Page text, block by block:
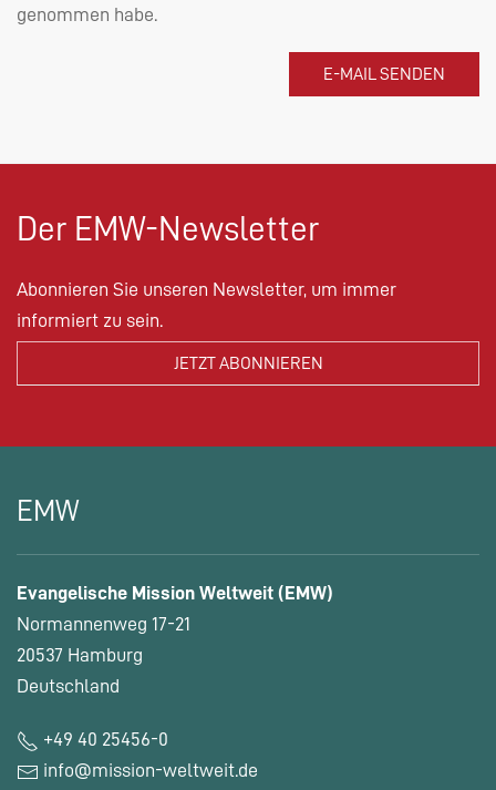
genommen habe.
Der EMW-Newsletter
Abonnieren Sie unseren Newsletter, um immer
informiert zu sein.
EMW
Evangelische Mission Weltweit (EMW)
Normannenweg 17-21
20537 Hamburg
Deutschland
+49 40 25456-0
info@mission-weltweit.de